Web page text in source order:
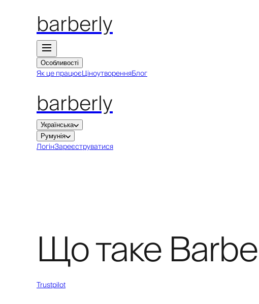
barberly
Особливості
Як це працюєЦіноутворенняБлог
barberly
Українська
Румунія
ЛогінЗареєструватися
Що таке
Trustpilot